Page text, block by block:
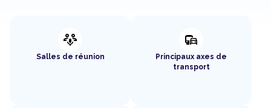
adaptive_audio_mic
Salles de réunion
commute
Principaux axes de
transport